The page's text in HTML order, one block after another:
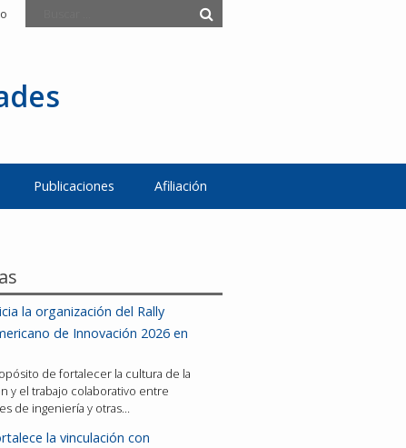
Publicaciones Afiliación
la organización del Rally
de Innovación 2026 en
de fortalecer la cultura de la
y el trabajo colaborativo entre
de ingeniería y otras…
la vinculación con